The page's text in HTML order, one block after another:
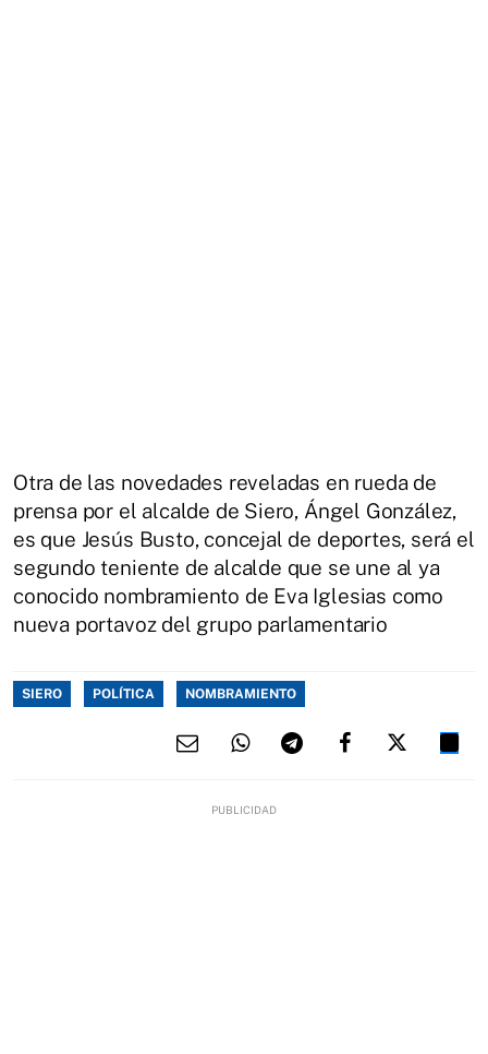
Otra de las novedades reveladas en rueda de
prensa por el alcalde de Siero, Ángel González,
es que Jesús Busto, concejal de deportes, será el
segundo teniente de alcalde que se une al ya
conocido nombramiento de Eva Iglesias como
nueva portavoz del grupo parlamentario
SIERO POLÍTICA NOMBRAMIENTO